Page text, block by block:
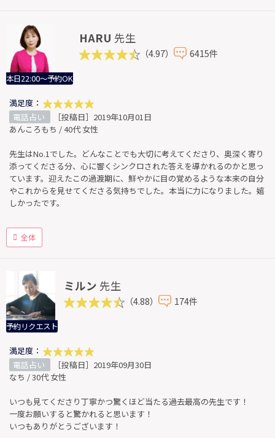
本日22:00～予約OK
HARU 先生
（4.97） 6415件
満足度：
電話占い
［投稿日］2019年10月01日
あんころもち / 40代 女性
先生はNo.1でした。どんなことでも大切に考えてくださり、奥深く寄り
添ってくださる分、心に響くシンクロされた答えを導かれるのかと思っ
ています。迎えたこの過渡期に、鮮やかに目の覚めるような本来の自分
やこれからを見せてくださる気持ちでした。本当に力になりました。嬉
しかったです。
全体
予約リクエスト
ミルン 先生
（4.88） 174件
満足度：
電話占い
［投稿日］2019年09月30日
なち / 30代 女性
いつも見てくださり丁寧かつ驚くほど当たる過去最高の先生です！
一度お願いすると驚かれると思います！
いつもありがとうございます！